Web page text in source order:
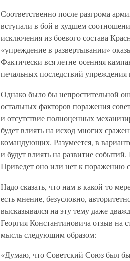
Соответственно после разгрома
вступали в бой в худшем
исключения из боевого состава
«упреждение в развертывании»
Фактически вся летне-осенняя
печальных последствий
Однако было бы непростительной
остальных факторов поражения
и отсутствие полноценных
будет влиять на исход многих
командующих. Разумеется, в
и будут влиять на развитие
Приведет оно или нет к поражению
Надо сказать, что нам в какой-то
есть мнение, безусловно,
высказывался на эту тему даже
Георгия Константиновича отзыв на
мысль следующим образом:
«Думаю, что Советский Союз был